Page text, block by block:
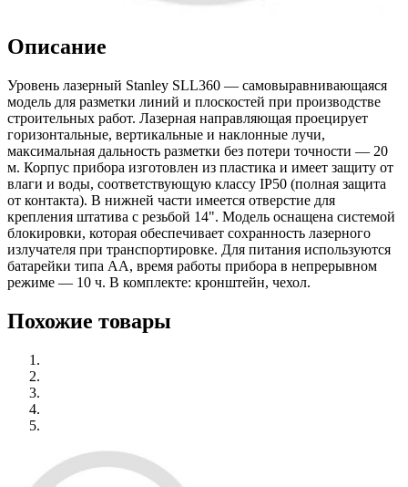
Описание
Уровень лазерный Stanley SLL360 — самовыравнивающаяся
модель для разметки линий и плоскостей при производстве
строительных работ. Лазерная направляющая проецирует
горизонтальные, вертикальные и наклонные лучи,
максимальная дальность разметки без потери точности — 20
м. Корпус прибора изготовлен из пластика и имеет защиту от
влаги и воды, соответствующую классу IP50 (полная защита
от контакта). В нижней части имеется отверстие для
крепления штатива с резьбой 14". Модель оснащена системой
блокировки, которая обеспечивает сохранность лазерного
излучателя при транспортировке. Для питания используются
батарейки типа АА, время работы прибора в непрерывном
режиме — 10 ч. В комплекте: кронштейн, чехол.
Похожие товары